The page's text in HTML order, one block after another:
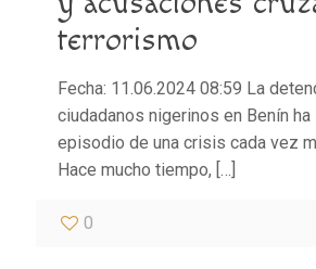
terrorismo
Fecha: 11.06.2024 08:59 La
ciudadanos nigerinos en Benín
episodio de una crisis cada vez
Hace mucho tiempo, […]
0